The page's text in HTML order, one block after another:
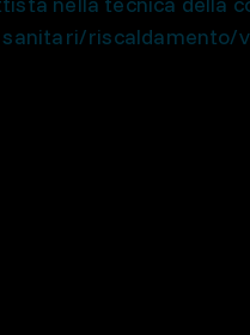
riscaldamento/